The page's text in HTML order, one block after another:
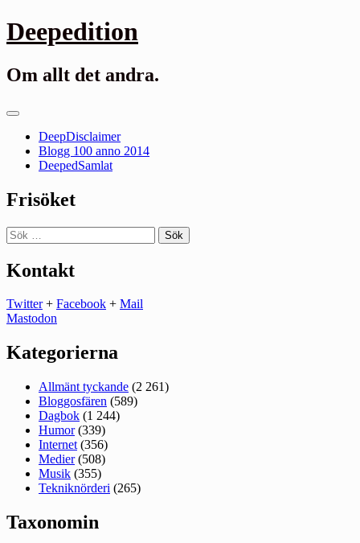
Gå
till
Deepedition
Om allt det andra.
Primär
DeepDisclaimer
Blogg 100 anno 2014
DeepedSamlat
Frisöket
Sök
efter:
Kontakt
Twitter+ Facebook + Mail
Mastodon
Kategorierna
Allmänt tyckande (2 261)
Bloggosfären (589)
Dagbok (1 244)
Humor(339)
Internet (356)
Medier(508)
Musik (355)
Tekniknörderi (265)
Taxonomin